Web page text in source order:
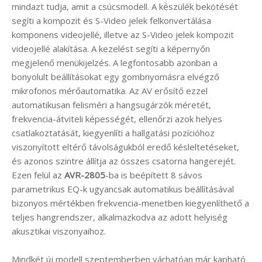
mindazt tudja, amit a csúcsmodell. A készülék bekötését
segíti a kompozit és S-Video jelek felkonvertálása
komponens videojellé, illetve az S-Video jelek kompozit
videojellé alakítása. A kezelést segíti a képernyőn
megjelenő menükijelzés. A legfontosabb azonban a
bonyolult beállításokat egy gombnyomásra elvégző
mikrofonos mérőautomatika. Az AV erősítő ezzel
automatikusan felisméri a hangsugárzók méretét,
frekvencia-átviteli képességét, ellenőrzi azok helyes
csatlakoztatását, kiegyenlíti a hallgatási pozícióhoz
viszonyított eltérő távolságukból eredő késleltetéseket,
és azonos szintre állítja az összes csatorna hangerejét.
Ezen felül az AVR-2805-ba is beépített 8 sávos
parametrikus EQ-k ugyancsak automatikus beállításával
bizonyos mértékben frekvencia-menetben kiegyenlíthető a
teljes hangrendszer, alkalmazkodva az adott helyiség
akusztikai viszonyaihoz.
Mindkét új modell szeptemberben várhatóan már kapható